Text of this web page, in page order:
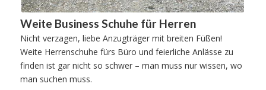
Weite Business Schuhe für Herren
Nicht verzagen, liebe Anzugträger mit breiten Füßen!
Weite Herrenschuhe fürs Büro und feierliche Anlässe zu
finden ist gar nicht so schwer – man muss nur wissen, wo
man suchen muss.